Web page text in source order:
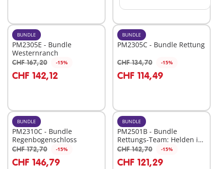
BUNDLE
PM2305E - Bundle
Westernranch
CHF 167,20 -15%
CHF 142,12
In den Warenkorb
BUNDLE
PM2305C - Bundle Rettung
CHF 134,70 -15%
CHF 114,49
In den Warenkorb
BUNDLE
PM2310C - Bundle
Regenbogenschloss
CHF 172,70 -15%
CHF 146,79
In den Warenkorb
BUNDLE
PM2501B - Bundle
Rettungs-Team: Helden im
Einsatz
CHF 142,70 -15%
CHF 121,29
In den Warenkorb